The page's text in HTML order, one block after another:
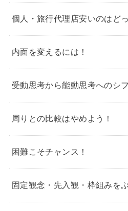
個人・旅行代理店安いのはど
内面を変えるには！
受動思考から能動思考へのシ
周りとの比較はやめよう！
困難こそチャンス！
固定観念・先入観・枠組みを